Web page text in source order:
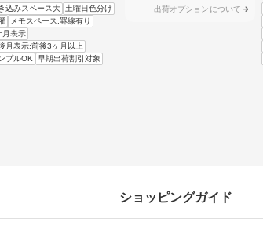
込みスペース大
土曜日色分け
メモスペース:罫線有り
月表示
月表示:前後3ヶ月以上
プルOK
早期出荷割引対象
出荷オプションについて
ショッピングガイド